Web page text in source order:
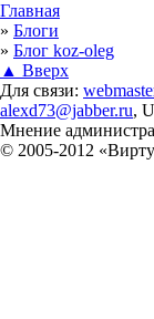
Вы здесь
Главная
» Блоги
» Блог koz-oleg
▲ Вверх
Для связи:
alexd73@jabber.ru,
Мнение
© 2005-2012